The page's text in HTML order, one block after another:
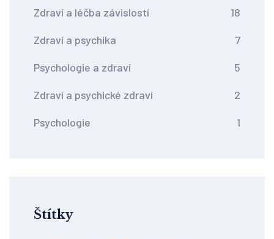
Zdraví a léčba závislostí 18
Zdraví a psychika 7
Psychologie a zdraví 5
Zdraví a psychické zdraví 2
Psychologie 1
Štítky